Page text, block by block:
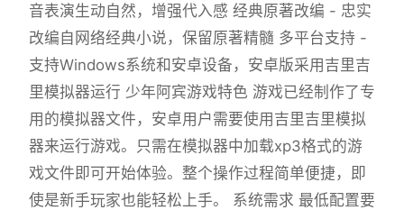
音表演生动自然，增强代入感 经典原著改编 - 忠实
改编自网络经典小说，保留原著精髓 多平台支持 -
支持Windows系统和安卓设备，安卓版采用吉里吉
里模拟器运行 少年阿宾游戏特色 游戏已经制作了专
用的模拟器文件，安卓用户需要使用吉里吉里模拟
器来运行游戏。只需在模拟器中加载xp3格式的游
戏文件即可开始体验。整个操作过程简单便捷，即
使是新手玩家也能轻松上手。 系统需求 最低配置要